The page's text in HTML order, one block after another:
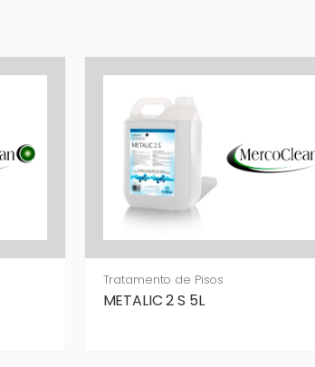
Tratamento de Pisos
METALIC 2 S 5L